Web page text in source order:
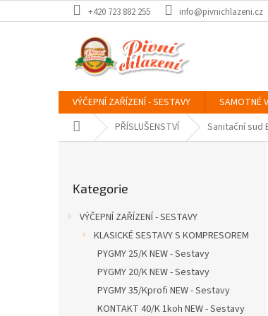
na
+420 723 882 255 info@pivnichlazeni.cz
VÝČEPNÍ ZAŘÍZENÍ - SESTAVY SAMOTNÉ
Domů PŘÍSLUŠENSTVÍ Sanitační sud
kategorie
Kategorie
VÝČEPNÍ ZAŘÍZENÍ - SESTAVY
KLASICKÉ SESTAVY S KOMPRESOREM
PYGMY 25/K NEW - Sestavy
PYGMY 20/K NEW - Sestavy
PYGMY 35/Kprofi NEW - Sestavy
KONTAKT 40/K 1koh NEW - Sestavy